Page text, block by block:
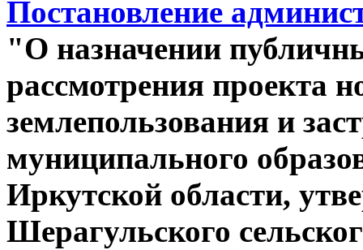
Постановление
"О назначении
рассмотрения проекта
землепользования и
муниципального
Иркутской области,
Шерагульского